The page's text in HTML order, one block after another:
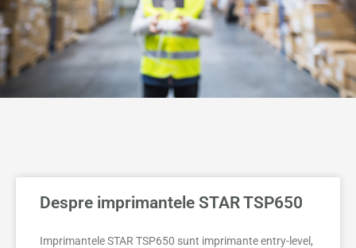
Despre imprimantele STAR TSP650
Imprimantele STAR TSP650 sunt imprimante entry-level,